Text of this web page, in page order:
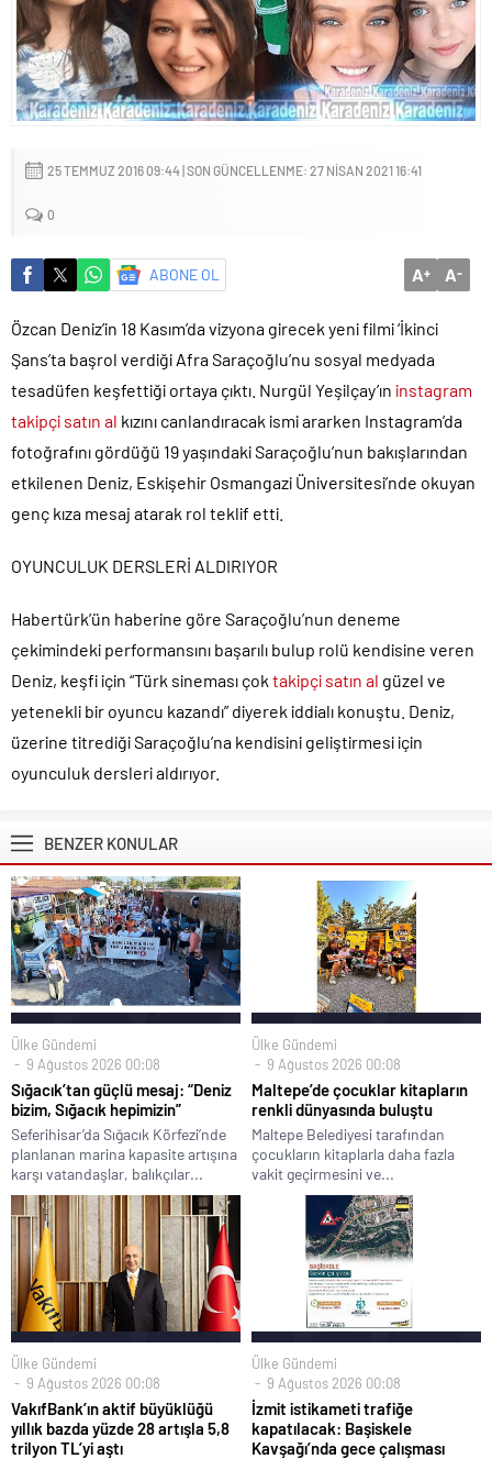
Sığacık’tan güçlü mesaj: “Deniz bizim, Sığacık hepimizin”
Maltepe’de çocuklar kitapların renkli dünyasında buluştu
25 TEMMUZ 2016 09:44 | SON GÜNCELLENME: 27 NISAN 2021 16:41
0
ABONE OL A+ A-
Özcan Deniz’in 18 Kasım’da vizyona girecek yeni filmi ‘İkinci
Şans’ta başrol verdiği Afra Saraçoğlu’nu sosyal medyada
tesadüfen keşfettiği ortaya çıktı. Nurgül Yeşilçay’ın instagram
takipçi satın al kızını canlandıracak ismi ararken Instagram’da
fotoğrafını gördüğü 19 yaşındaki Saraçoğlu’nun bakışlarından
etkilenen Deniz, Eskişehir Osmangazi Üniversitesi’nde okuyan
genç kıza mesaj atarak rol teklif etti.
OYUNCULUK DERSLERİ ALDIRIYOR
Habertürk’ün haberine göre Saraçoğlu’nun deneme
çekimindeki performansını başarılı bulup rolü kendisine veren
Deniz, keşfi için “Türk sineması çok takipçi satın al güzel ve
yetenekli bir oyuncu kazandı” diyerek iddialı konuştu. Deniz,
üzerine titrediği Saraçoğlu’na kendisini geliştirmesi için
oyunculuk dersleri aldırıyor.
BENZER KONULAR
Ülke Gündemi
9 Ağustos 2026 00:08
Sığacık’tan güçlü mesaj: “Deniz
bizim, Sığacık hepimizin”
Seferihisar’da Sığacık Körfezi’nde
planlanan marina kapasite artışına
karşı vatandaşlar, balıkçılar...
Ülke Gündemi
9 Ağustos 2026 00:08
Maltepe’de çocuklar kitapların
renkli dünyasında buluştu
Maltepe Belediyesi tarafından
çocukların kitaplarla daha fazla
vakit geçirmesini ve...
Ülke Gündemi
9 Ağustos 2026 00:08
VakıfBank’ın aktif büyüklüğü
yıllık bazda yüzde 28 artışla 5,8
trilyon TL’yi aştı
Ülke Gündemi
9 Ağustos 2026 00:08
İzmit istikameti trafiğe
kapatılacak: Başiskele
Kavşağı’nda gece çalışması